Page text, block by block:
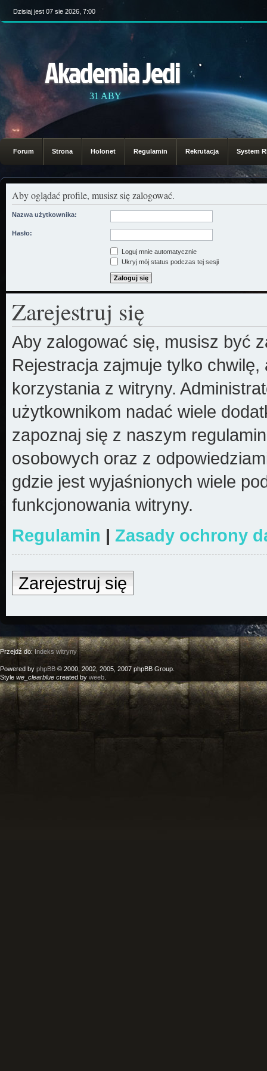
Dzisiaj jest 07 sie 2026, 7:00
Akademia Jedi
31 ABY
Forum Strona Holonet Regulamin Rekrutacja System
Aby oglądać profile, musisz się zalogować.
Nazwa użytkownika:
Hasło:
Loguj mnie automatycznie
Ukryj mój status podczas tej sesji
Zarejestruj się
Aby zalogować się, musisz być
Rejestracja zajmuje tylko
korzystania z witryny.
użytkownikom nadać wiele
zapoznaj się z naszym
osobowych oraz z
gdzie jest wyjaśnionych wiele
funkcjonowania witryny.
Regulamin | Zasady ochrony
Zarejestruj się
Przejdź do:Indeks witryny
Powered by phpBB © 2000, 2002, 2005, 2007 phpBB Group.
Style we_clearblue created by weeb